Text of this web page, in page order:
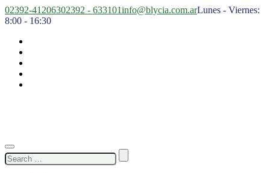
02392-41206302392 - 633101info@blycia.com.arLunes - Viernes:
8:00 - 16:30
Search
for: